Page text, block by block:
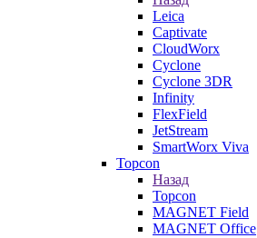
Leica
Captivate
CloudWorx
Cyclone
Cyclone 3DR
Infinity
FlexField
JetStream
SmartWorx Viva
Topcon
Назад
Topcon
MAGNET Field
MAGNET Office